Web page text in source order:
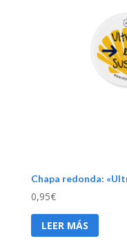
Chapa redonda:
0,95€
LEER MÁS